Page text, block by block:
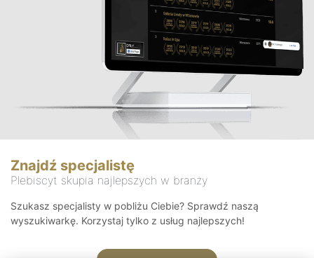
Znajdź specjalistę
Plebiscyt skupia najlepszych w branży
Szukasz specjalisty w pobliżu Ciebie? Sprawdź naszą
wyszukiwarkę. Korzystaj tylko z usług najlepszych!